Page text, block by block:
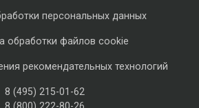
персональных данных
обработки файлов cookie
рекомендательных технологий
8 (495) 215-01-62